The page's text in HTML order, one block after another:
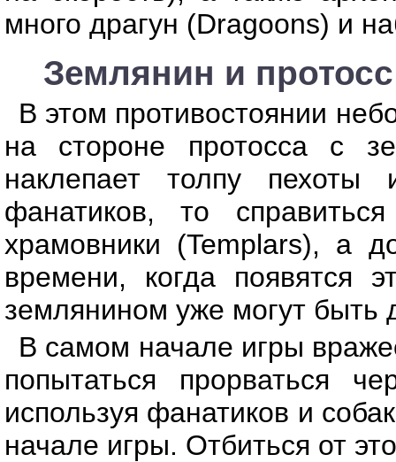
много драгун (Dragoons) и
Землянин и
В этом противостоянии
на стороне протосса с
наклепает толпу
фанатиков, то
храмовники (Templars), а
времени, когда появятся
землянином уже могут быть
В самом начале игры
попытаться прорваться
используя фанатиков и
начале игры. Отбиться от